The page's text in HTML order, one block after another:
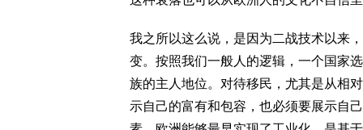
我之所以这么说，是因为二战技术以来
变。按照我们一般人的逻辑，一个国家
族的主人地位。对待移民，尤其是从相
示自己的富有和包容，也必须要展示自